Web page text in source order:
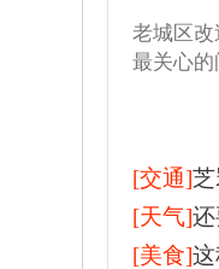
老城区
最关心
[交通]
[天气]
[美食]